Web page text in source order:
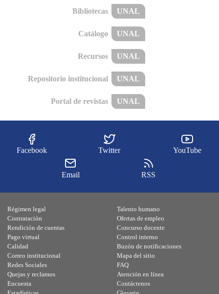
Bibliotecas UNAL
Catálogo UNAL
Recursos UNAL
Repositorio institucional UNAL
Portal de revistas UNAL
Facebook Twitter YouTube
Email RSS
Régimen legal
Contratación
Rendición de cuentas
Pago virtual
Calidad
Talento humano
Ofertas de empleo
Concurso docente
Control interno
Buzón de notificaciones
Correo institucional
Redes Sociales
Quejas y reclamos
Encuesta
Mapa del sitio
FAQ
Atención en línea
Contáctenos